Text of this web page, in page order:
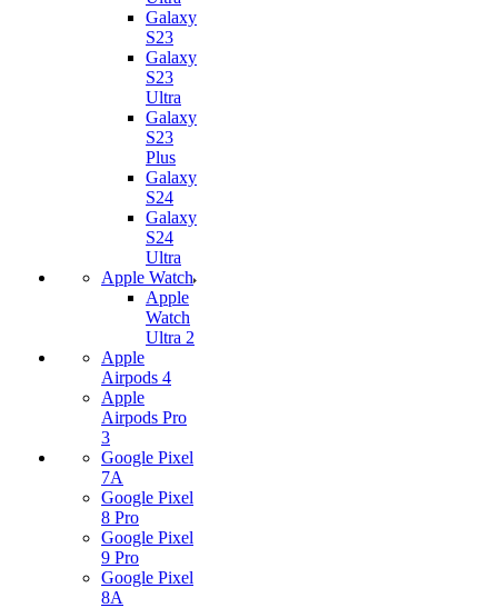
Galaxy
S23
Galaxy
S23
Ultra
Galaxy
S23
Plus
Galaxy
S24
Galaxy
S24
Ultra
Apple Watch
Apple
Watch
Ultra 2
Apple
Airpods 4
Apple
Airpods Pro
3
Google Pixel
7А
Google Pixel
8 Pro
Google Pixel
9 Pro
Google Pixel
8A